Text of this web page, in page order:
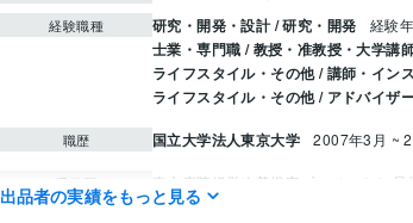
経験職種 研究・開発・設計 / 研究・開発 経験
士業・専門職 / 教授・准教授・大学講
ライフスタイル・その他 / 講師・イン
ライフスタイル・その他 / アドバイザ
職歴 国立大学法人東京大学 2007年3月 ~
受賞歴 東大病院経営改善提案プロジェクト 最
成 日本心臓リハビリテーション学会学
出品者の実績をもっと見る